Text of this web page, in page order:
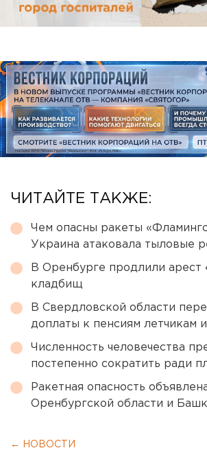
ЧИТАЙТЕ ТАКЖЕ:
Чем опасны ракеты
Украина атаковала тыловые
В Оренбурге продлили арест
кладбищ
В Свердловской области
доплаты к пенсиям летчикам
Численность человечества
постепенно сократить ради
Ракетная опасность
Оренбургской области и
← НОВОСТИ